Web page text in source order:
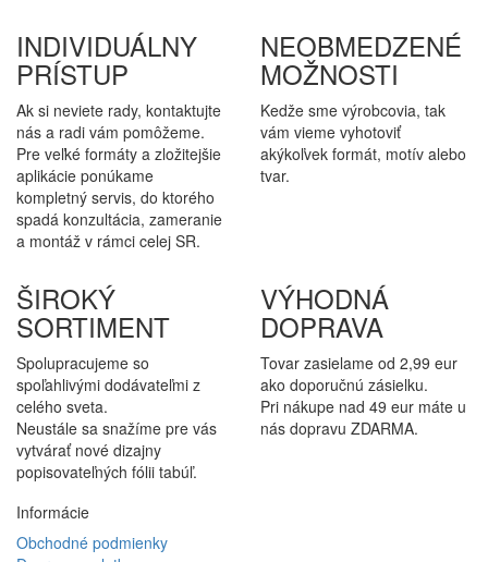
INDIVIDUÁLNY
PRÍSTUP
Ak si neviete rady, kontaktujte
nás a radi vám pomôžeme.
Pre veľké formáty a zložitejšie
aplikácie ponúkame
kompletný servis, do ktorého
spadá konzultácia, zameranie
a montáž v rámci celej SR.
NEOBMEDZENÉ
MOŽNOSTI
Kedže sme výrobcovia, tak
vám vieme vyhotoviť
akýkoľvek formát, motív alebo
tvar.
ŠIROKÝ
SORTIMENT
Spolupracujeme so
spoľahlivými dodávateľmi z
celého sveta.
Neustále sa snažíme pre vás
vytvárať nové dizajny
popisovateľných fólii tabúľ.
VÝHODNÁ
DOPRAVA
Tovar zasielame od 2,99 eur
ako doporučnú zásielku.
Pri nákupe nad 49 eur máte u
nás dopravu ZDARMA.
Informácie
Obchodné podmienky